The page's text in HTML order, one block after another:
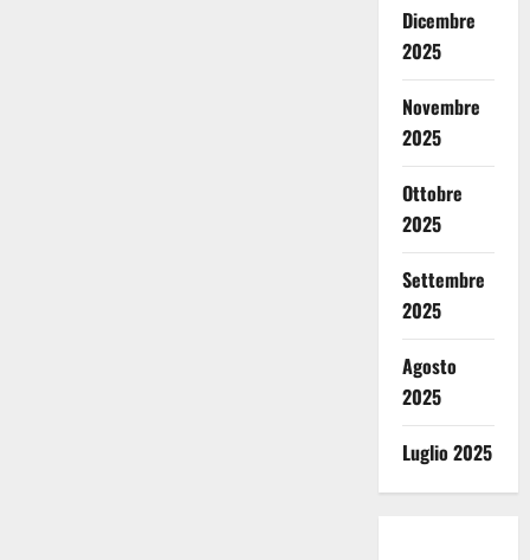
Dicembre
2025
Novembre
2025
Ottobre
2025
Settembre
2025
Agosto
2025
Luglio 2025